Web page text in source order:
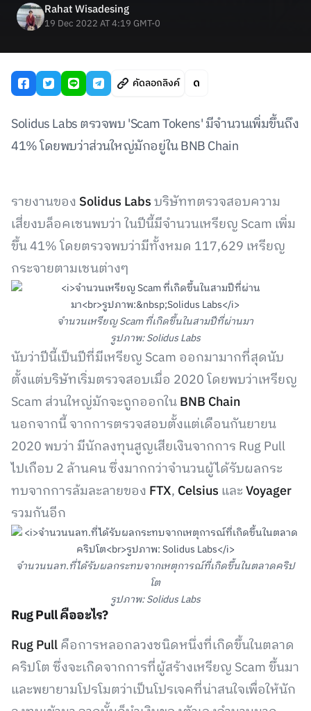
Rahat Wisadesing
19 Dec 2022 AT 4:19 GMT-0
คัดลอกลิงค์
Solidus Labs ตรวจพบ 'Scam Tokens' มีจำนวนเพิ่มขึ้นถึง
41% โดยพบว่าส่วนใหญ่มักอยู่ใน BNB Chain
รายงานของ Solidus Labsบริษัททตรวจสอบความ
เสี่ยงบล็อคเชนพบว่า ในปีนี้มีจำนวนเหรียญ Scam เพิ่ม
ขึ้น 41% โดยตรวจพบว่ามีทั้งหมด 117,629 เหรียญ
กระจายตามเชนต่างๆ
จำนวนเหรียญ Scam ที่เกิดขึ้นในสามปีที่ผ่านมา
รูปภาพ: Solidus Labs
นับว่าปีนี้เป็นปีที่มีเหรียญ Scam ออกมามากที่สุดนับ
ตั้งแต่บริษัทเริ่มตรวจสอบเมื่อ 2020 โดยพบว่าเหรียญ
Scam ส่วนใหญ่มักจะถูกออกในBNB Chain
นอกจากนี้ จากการตรวจสอบตั้งแต่เดือนกันยายน
2020 พบว่า มีนักลงทุนสูญเสียเงินจากการ Rug Pull
ไปเกือบ 2 ล้านคน ซึ่งมากกว่าจำนวนผู้ได้รับผลกระ
ทบจากการล้มละลายของ FTX, Celsius และVoyager
รวมกันอีก
จำนวนนลท.ที่ได้รับผลกระทบจากเหตุการณ์ที่เกิดขึ้นในตลาดคริป
โต
รูปภาพ: Solidus Labs
Rug Pull คืออะไร?
Rug Pullคือการหลอกลวงชนิดหนึ่งที่เกิดขึ้นในตลาด
คริปโต ซึ่งจะเกิดจากการที่ผู้สร้างเหรียญ Scam ขึ้นมา
และพยายามโปรโมตว่าเป็นโปรเจคที่น่าสนใจเพื่อให้นัก